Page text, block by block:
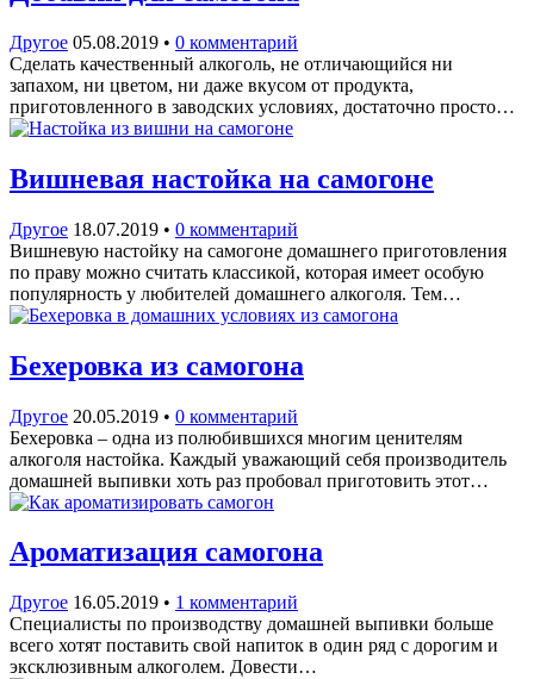
Другое 05.08.2019 • 0 комментарий
Сделать качественный алкоголь, не отличающийся ни
запахом, ни цветом, ни даже вкусом от продукта,
приготовленного в заводских условиях, достаточно просто…
Вишневая настойка на самогоне
Другое 18.07.2019 • 0 комментарий
Вишневую настойку на самогоне домашнего приготовления
по праву можно считать классикой, которая имеет особую
популярность у любителей домашнего алкоголя. Тем…
Бехеровка из самогона
Другое 20.05.2019 • 0 комментарий
Бехеровка – одна из полюбившихся многим ценителям
алкоголя настойка. Каждый уважающий себя производитель
домашней выпивки хоть раз пробовал приготовить этот…
Ароматизация самогона
Другое 16.05.2019 • 1 комментарий
Специалисты по производству домашней выпивки больше
всего хотят поставить свой напиток в один ряд с дорогим и
эксклюзивным алкоголем. Довести…